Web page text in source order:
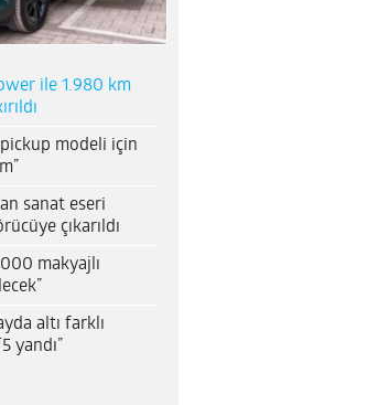
ile 1.980 km
modeli için
sanat eseri
çıkarıldı
makyajlı
altı farklı
yandı”